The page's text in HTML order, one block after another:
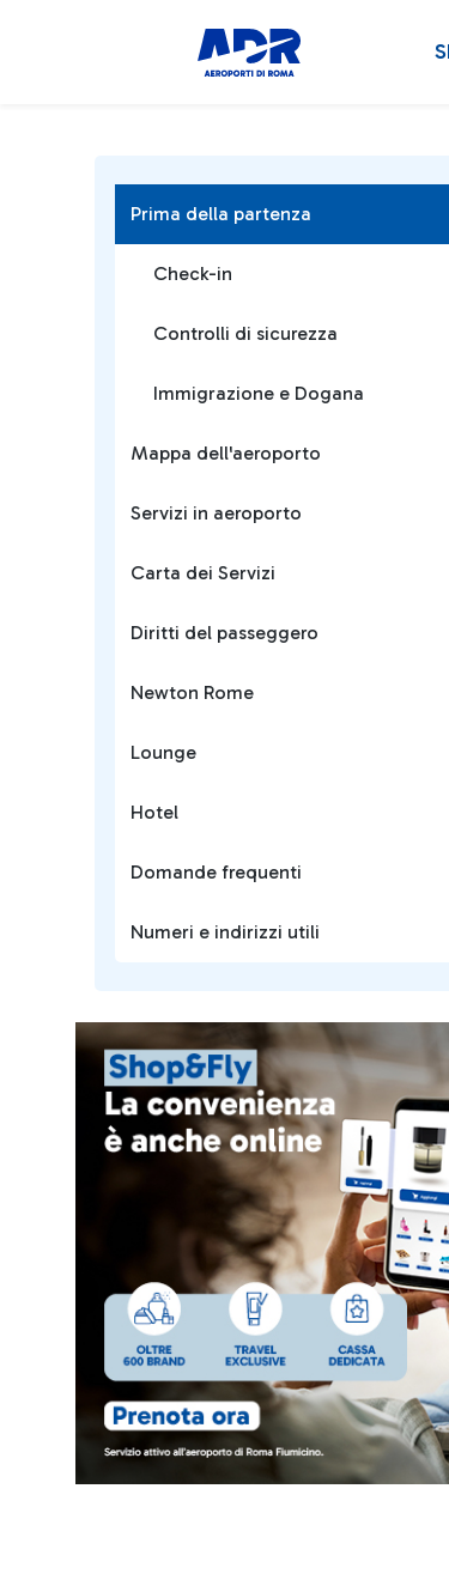
Prima della partenza
Check-in
Controlli di sicurezza
Immigrazione e Dogana
Mappa dell'aeroporto
Servizi in aeroporto
Carta dei Servizi
Diritti del passeggero
Newton Rome
Lounge
Hotel
Domande frequenti
Numeri e indirizzi utili